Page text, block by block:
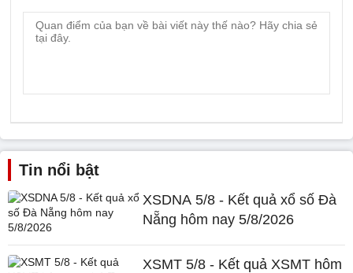
Tin nổi bật
XSDNA 5/8 - Kết quả xổ số Đà
Nẵng hôm nay 5/8/2026
XSMT 5/8 - Kết quả XSMT hôm